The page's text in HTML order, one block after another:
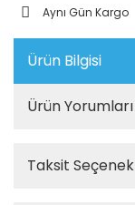
Aynı Gün Kargo
Ürün Bilgisi
Ürün Yorumları
Taksit